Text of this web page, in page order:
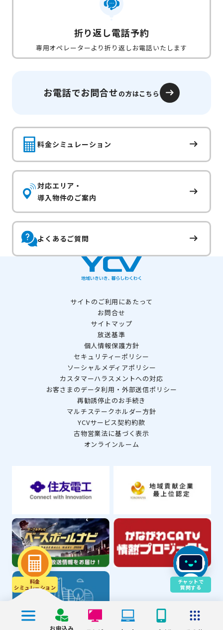
お申込み
折り返し電話予約
専用オペレーターより折り返しお電話いたします
お電話でお問合せの方はこちら
料金シミュレーション
対応エリア・
導入物件のご案内
よくあるご質問
料金
シミュレ－ション
サイトのご利用にあたって
お問合せ
サイトマップ
放送基準
個人情報保護方針
セキュリティーポリシー
ソーシャルメディアポリシー
カスタマーハラスメントへの対応
お客さまのデータ利用・外部送信ポリシー
再勧誘停止のお手続き
マルチステークホルダー方針
YCVサービス契約約款
古物営業法に基づく表示
オンラインルーム
チャットで
質問する